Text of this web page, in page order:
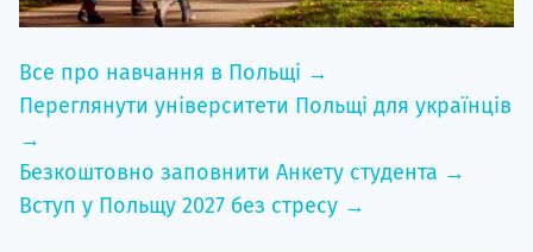
Все про навчання в Польщі →
Переглянути університети Польщі для українців
→
Безкоштовно заповнити Анкету студента →
Вступ у Польщу 2027 без стресу →